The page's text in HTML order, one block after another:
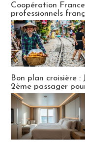
Coopération
professionnels
Bon plan croisière
2ème passager